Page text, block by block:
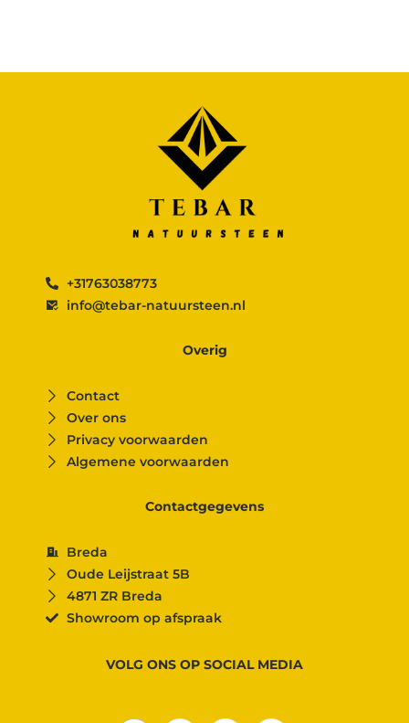
+31763038773
info@tebar-natuursteen.nl
Overig
Contact
Over ons
Privacy voorwaarden
Algemene voorwaarden
Contactgegevens
Breda
Oude Leijstraat 5B
4871 ZR Breda
Showroom op afspraak
VOLG ONS OP SOCIAL MEDIA